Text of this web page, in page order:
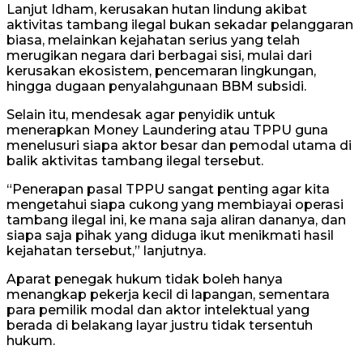
Lanjut Idham, kerusakan hutan lindung akibat
aktivitas tambang ilegal bukan sekadar pelanggaran
biasa, melainkan kejahatan serius yang telah
merugikan negara dari berbagai sisi, mulai dari
kerusakan ekosistem, pencemaran lingkungan,
hingga dugaan penyalahgunaan BBM subsidi.
Selain itu, mendesak agar penyidik untuk
menerapkan Money Laundering atau TPPU guna
menelusuri siapa aktor besar dan pemodal utama di
balik aktivitas tambang ilegal tersebut.
“Penerapan pasal TPPU sangat penting agar kita
mengetahui siapa cukong yang membiayai operasi
tambang ilegal ini, ke mana saja aliran dananya, dan
siapa saja pihak yang diduga ikut menikmati hasil
kejahatan tersebut,” lanjutnya.
Aparat penegak hukum tidak boleh hanya
menangkap pekerja kecil di lapangan, sementara
para pemilik modal dan aktor intelektual yang
berada di belakang layar justru tidak tersentuh
hukum.